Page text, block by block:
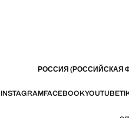
РОССИЯ (РОССИЙСКАЯ
INSTAGRAMFACEBOOKYOUTUBE